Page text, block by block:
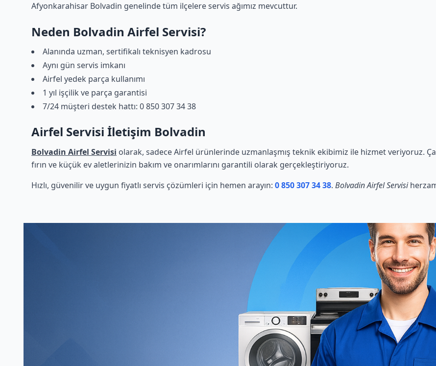
Afyonkarahisar Bolvadin genelinde tüm ilçelere servis ağımız mevcuttur.
Neden Bolvadin Airfel Servisi?
Alanında uzman, sertifikalı teknisyen kadrosu
Aynı gün servis imkanı
Airfel yedek parça kullanımı
1 yıl işçilik ve parça garantisi
7/24 müşteri destek hattı: 0 850 307 34 38
Airfel Servisi İletişim Bolvadin
Bolvadin Airfel Servisi olarak, sadece Airfel ürünlerinde uzmanlaşmış teknik ekibimiz ile hizmet veriyoruz.
fırın ve küçük ev aletlerinizin bakım ve onarımlarını garantili olarak gerçekleştiriyoruz.
Hızlı, güvenilir ve uygun fiyatlı servis çözümleri için hemen arayın: 0 850 307 34 38. Bolvadin Airfel Servisi